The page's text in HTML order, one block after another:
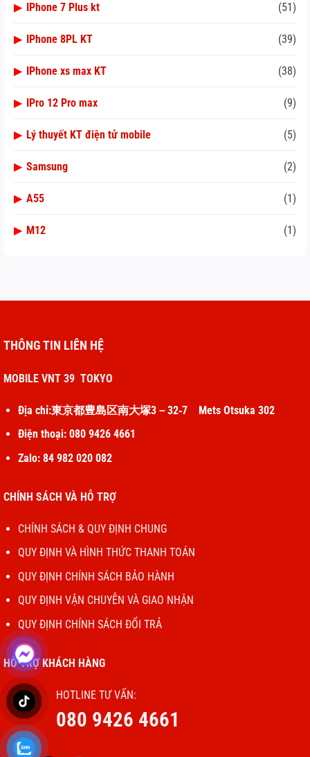
▶ IPhone 7 Plus kt (51)
▶ IPhone 8PL KT (39)
▶ IPhone xs max KT (38)
▶ IPro 12 Pro max (9)
▶ Lý thuyết KT điện tử mobile (5)
▶ Samsung (2)
▶ A55 (1)
▶ M12 (1)
THÔNG TIN LIÊN HỆ
MOBILE VNT 39 TOKYO
Địa chỉ:東京都豊島区南大塚3－32‐7 Mets Otsuka 302
Điện thoại: 080 9426 4661
Zalo: 84 982 020 082
CHÍNH SÁCH VÀ HỖ TRỢ
CHÍNH SÁCH & QUY ĐỊNH CHUNG
QUY ĐỊNH VÀ HÌNH THỨC THANH TOÁN
QUY ĐỊNH CHÍNH SÁCH BẢO HÀNH
QUY ĐỊNH VẬN CHUYỄN VÀ GIAO NHẬN
QUY ĐỊNH CHÍNH SÁCH ĐỔI TRẢ
HỖ TRỢ KHÁCH HÀNG
HOTLINE TƯ VẤN:
080 9426 4661